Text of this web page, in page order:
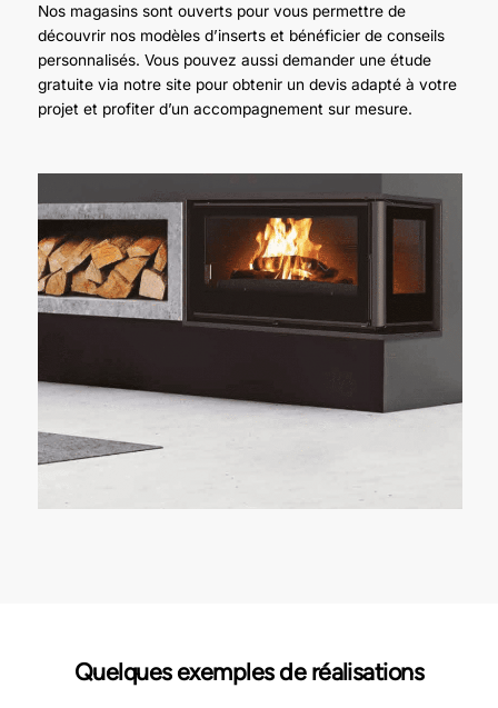
Nos magasins sont ouverts pour vous permettre de
découvrir nos modèles d’inserts et bénéficier de conseils
personnalisés. Vous pouvez aussi demander une étude
gratuite via notre site pour obtenir un devis adapté à votre
projet et profiter d’un accompagnement sur mesure.
Quelques exemples de réalisations